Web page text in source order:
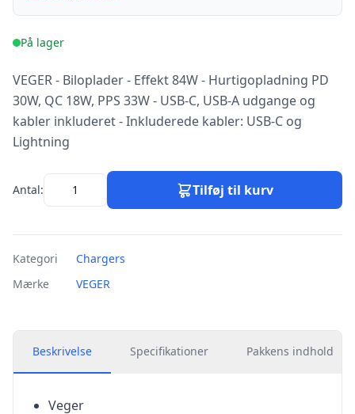
På lager
VEGER - Biloplader - Effekt 84W - Hurtigopladning PD
30W, QC 18W, PPS 33W - USB-C, USB-A udgange og
kabler inkluderet - Inkluderede kabler: USB-C og
Lightning
Antal: Tilføj til kurv
Kategori
Chargers
Mærke
VEGER
Beskrivelse Specifikationer Pakkens indhold
Veger